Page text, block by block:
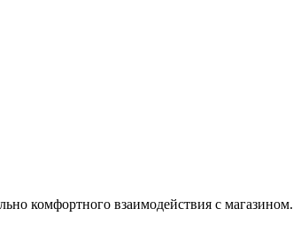
комфортного взаимодействия с магазином.